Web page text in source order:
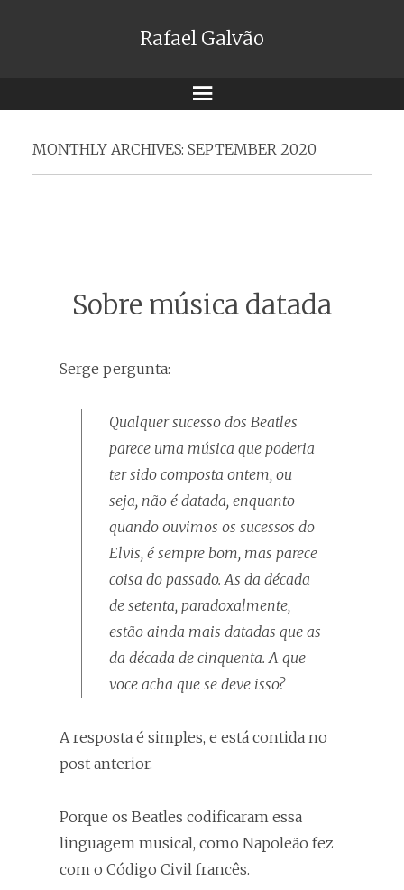
Rafael Galvão
Menu
MONTHLY ARCHIVES: SEPTEMBER 2020
Sobre música datada
Serge pergunta:
Qualquer sucesso dos Beatles
parece uma música que poderia
ter sido composta ontem, ou
seja, não é datada, enquanto
quando ouvimos os sucessos do
Elvis, é sempre bom, mas parece
coisa do passado. As da década
de setenta, paradoxalmente,
estão ainda mais datadas que as
da década de cinquenta. A que
voce acha que se deve isso?
A resposta é simples, e está contida no
post anterior.
Porque os Beatles codificaram essa
linguagem musical, como Napoleão fez
com o Código Civil francês.